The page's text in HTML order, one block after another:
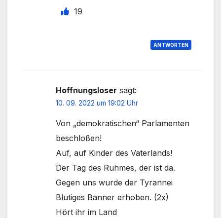
19
ANTWORTEN
Hoffnungsloser sagt:
10. 09. 2022 um 19:02 Uhr
Von „demokratischen“ Parlamenten
beschloßen!
Auf, auf Kinder des Vaterlands!
Der Tag des Ruhmes, der ist da.
Gegen uns wurde der Tyrannei
Blutiges Banner erhoben. (2x)
Hört ihr im Land